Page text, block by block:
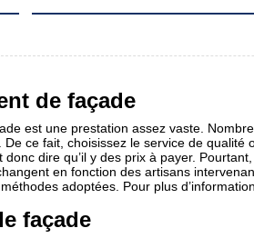
de façade
est une prestation assez vaste.
ce fait, choisissez le service de
dire qu’il y des prix à payer.
en fonction des artisans
adoptées. Pour plus
façade